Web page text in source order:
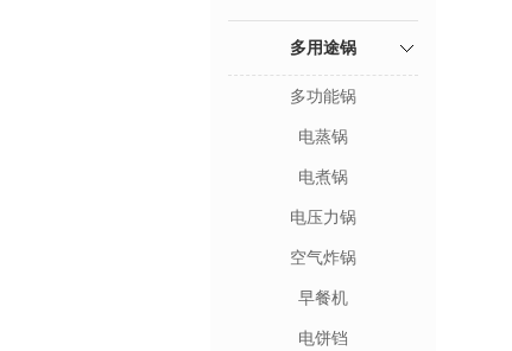
多用途锅
多功能锅
电蒸锅
电煮锅
电压力锅
空气炸锅
早餐机
电饼铛